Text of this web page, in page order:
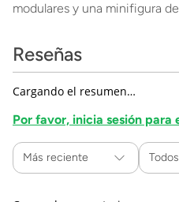
modulares y una minifigura
Reseñas
Cargando el resumen…
Por favor, inicia sesión
Más reciente Todos